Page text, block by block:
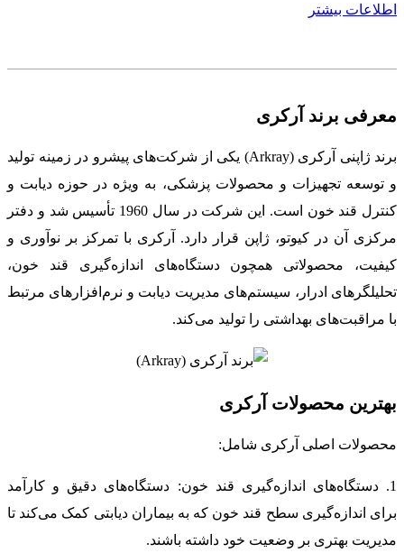
اطلاعات بیشتر
معرفی برند آرکری
برند ژاپنی آرکری (Arkray) یکی از شرکت‌های پیشرو در زمینه تولید
و توسعه تجهیزات و محصولات پزشکی، به ویژه در حوزه دیابت و
کنترل قند خون است. این شرکت در سال 1960 تأسیس شد و دفتر
مرکزی آن در کیوتو، ژاپن قرار دارد. آرکری با تمرکز بر نوآوری و
کیفیت، محصولاتی همچون دستگاه‌های اندازه‌گیری قند خون،
تحلیلگرهای ادرار، سیستم‌های مدیریت دیابت و نرم‌افزارهای مرتبط
با مراقبت‌های بهداشتی را تولید می‌کند.
بهترین محصولات آرکری
محصولات اصلی آرکری شامل:
1. دستگاه‌های اندازه‌گیری قند خون: دستگاه‌های دقیق و کارآمد
برای اندازه‌گیری سطح قند خون که به بیماران دیابتی کمک می‌کند تا
مدیریت بهتری بر وضعیت خود داشته باشند.